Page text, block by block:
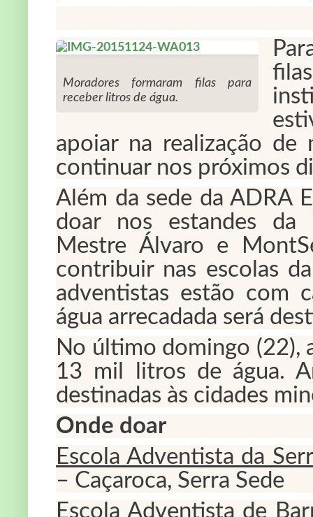
Moradores formaram filas para
receber litros de água.
apoiar na realização de
continuar nos próximos
Além da sede da ADRA
doar nos estandes da
Mestre Álvaro e
contribuir nas escolas
adventistas estão com
água arrecadada será
No último domingo (22),
13 mil litros de água.
destinadas às cidades
Onde doar
Escola Adventista da
– Caçaroca, Serra Sede
Escola Adventista de